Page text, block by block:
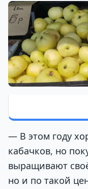
— В этом году
кабачков, но
выращивают
но и по такой